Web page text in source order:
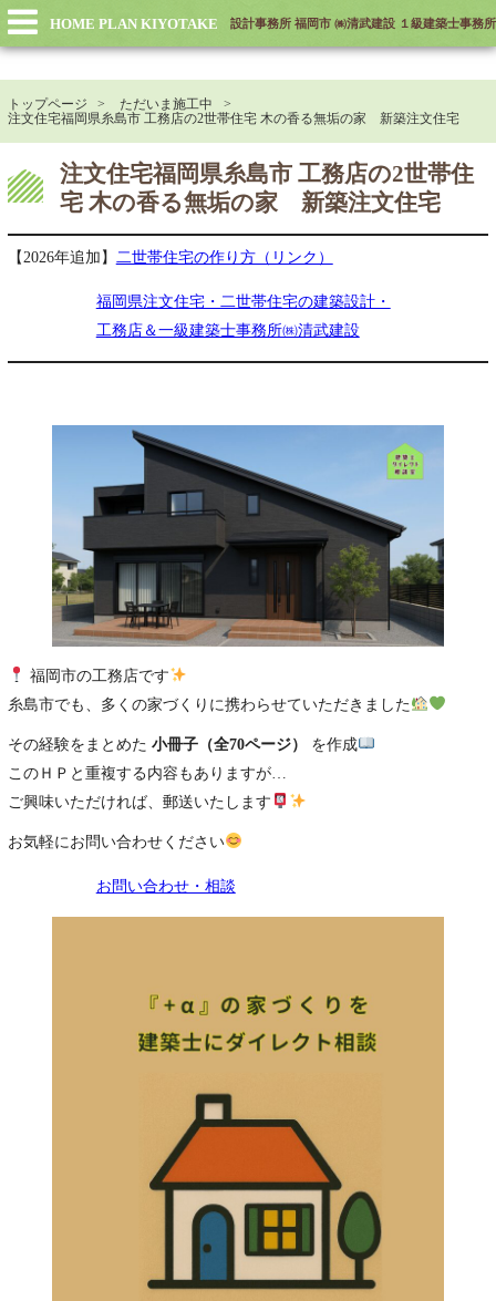
HOME PLAN KIYOTAKE 設計事務所 福岡市 ㈱清武建設 １級建築士事務所
トップページ
ただいま施工中
注文住宅福岡県糸島市 工務店の2世帯住宅 木の香る無垢の家 新築注文住宅
注文住宅福岡県糸島市 工務店の2世帯住
宅 木の香る無垢の家 新築注文住宅
【2026年追加】 二世帯住宅の作り方（リンク）
福岡県注文住宅・二世帯住宅の建築設計・
工務店＆一級建築士事務所㈱清武建設
福岡市の工務店です
糸島市でも、多くの家づくりに携わらせていただきました
その経験をまとめた 小冊子（全70ページ）
を作成
このＨＰと重複する内容もありますが…
ご興味いただければ、郵送いたします
お気軽にお問い合わせください
お問い合わせ・相談